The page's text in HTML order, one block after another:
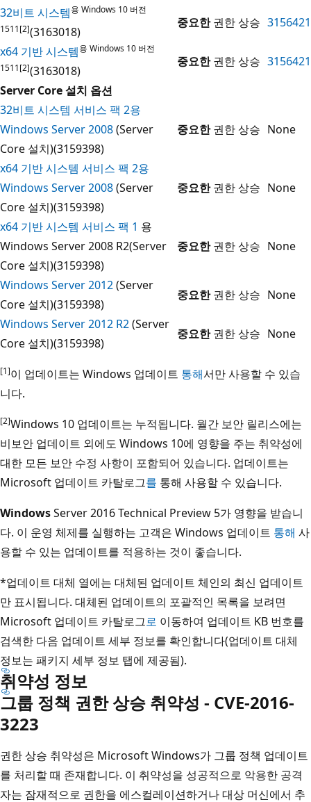
32비트 시스템용 Windows 10 버전
1511[2](3163018)
중요한권한 상승 3156421
x64 기반 시스템용 Windows 10 버전
1511[2](3163018)
중요한권한 상승 3156421
Server Core 설치 옵션
32비트 시스템 서비스 팩 2용
Windows Server 2008(Server
Core 설치)(3159398)
중요한권한 상승 None
x64 기반 시스템 서비스 팩 2용
Windows Server 2008(Server
Core 설치)(3159398)
중요한권한 상승 None
x64 기반 시스템 서비스 팩 1 용
Windows Server 2008 R2(Server
Core 설치)(3159398)
중요한권한 상승 None
Windows Server 2012(Server
Core 설치)(3159398)
중요한권한 상승 None
Windows Server 2012 R2(Server
Core 설치)(3159398)
중요한권한 상승 None
[1]이 업데이트는 Windows 업데이트 통해서만 사용할 수 있습
니다.
[2]Windows 10 업데이트는 누적됩니다. 월간 보안 릴리스에는
비보안 업데이트 외에도 Windows 10에 영향을 주는 취약성에
대한 모든 보안 수정 사항이 포함되어 있습니다. 업데이트는
Microsoft 업데이트 카탈로그를 통해 사용할 수 있습니다.
WindowsServer 2016 Technical Preview 5가 영향을 받습니
다. 이 운영 체제를 실행하는 고객은 Windows 업데이트 통해 사
용할 수 있는 업데이트를 적용하는 것이 좋습니다.
*업데이트 대체 열에는 대체된 업데이트 체인의 최신 업데이트
만 표시됩니다. 대체된 업데이트의 포괄적인 목록을 보려면
Microsoft 업데이트 카탈로그로 이동하여 업데이트 KB 번호를
검색한 다음 업데이트 세부 정보를 확인합니다(업데이트 대체
정보는 패키지 세부 정보 탭에 제공됨).
취약성 정보
그룹 정책 권한 상승 취약성 - CVE-2016-
3223
권한 상승 취약성은 Microsoft Windows가 그룹 정책 업데이트
를 처리할 때 존재합니다. 이 취약성을 성공적으로 악용한 공격
자는 잠재적으로 권한을 에스컬레이션하거나 대상 머신에서 추